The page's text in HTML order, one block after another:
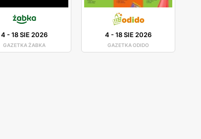
4 -18 SIE 2026
GAZETKA ŻABKA
4 -18 SIE 2026
GAZETKA ODIDO